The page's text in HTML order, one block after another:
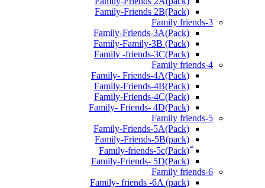
Family-Friends 2B(Pack)
Family friends-3
(Pack)Family-Friends-3A
Family-Family-3B (Pack)
Family -friends-3C(Pack)
Family friends-4
Family- Friends-4A(Pack)
Family-Friends-4B(Pack)
Family-Friends-4C(Pack)
(Pack)Family- Friends- 4D
Family friends-5
Family-Friends-5A(Pack)
(pack)Family-Friends-5B
ّ(Pack)Family-friends-5c
Family-Friends- 5D(Pack)
Family friends-6
Family- friends -6A (pack)